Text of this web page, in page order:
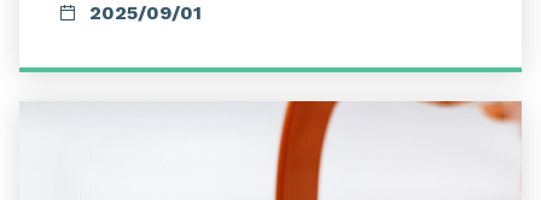
2025/09/01